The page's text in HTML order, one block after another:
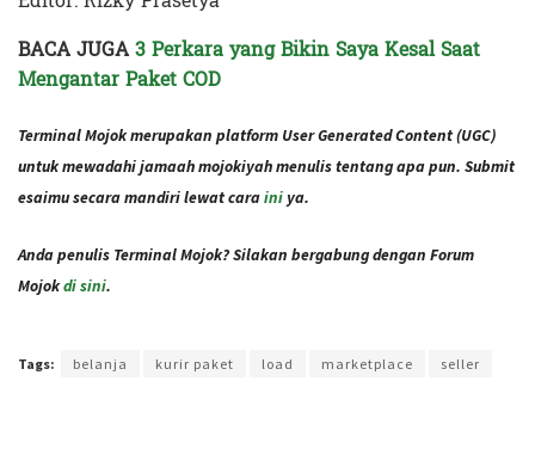
BACA JUGA3 Perkara yang Bikin Saya Kesal Saat
Mengantar Paket COD
Terminal Mojok merupakan platform User Generated Content (UGC)
untuk mewadahi jamaah mojokiyah menulis tentang apa pun. Submit
esaimu secara mandiri lewat caraini ya.
Anda penulis Terminal Mojok? Silakan bergabung dengan Forum
Mojokdi sini.
Tags: belanja kurir paket load marketplace seller